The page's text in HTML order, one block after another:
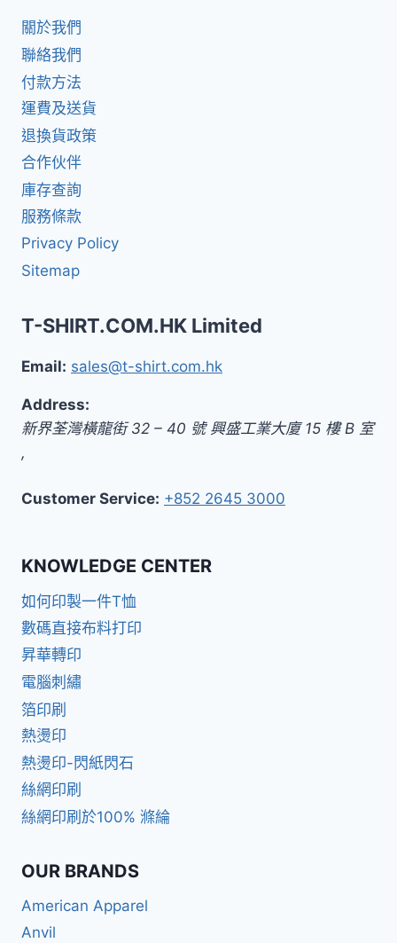
關於我們
聯絡我們
付款方法
運費及送貨
退換貨政策
合作伙伴
庫存查詢
服務條款
Privacy Policy
Sitemap
T-SHIRT.COM.HK Limited
Email: sales@t-shirt.com.hk
Address:
新界荃灣橫龍街 32 – 40 號 興盛工業大廈 15 樓 B 室
,
Customer Service: +852 2645 3000
KNOWLEDGE CENTER
如何印製一件T恤
數碼直接布料打印
昇華轉印
電腦刺繡
箔印刷
熱燙印
熱燙印-閃紙閃石
絲網印刷
絲網印刷於100% 滌綸
OUR BRANDS
American Apparel
Anvil